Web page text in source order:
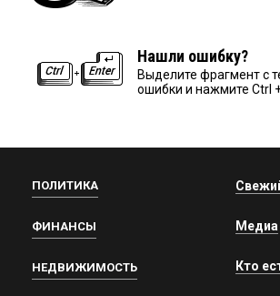
Нашли ошибку?
Выделите фрагмент с
ошибки и нажмите Ctrl
ПОЛИТИКА
ФИНАНСЫ
НЕДВИЖИМОСТЬ
Медиа
Кто